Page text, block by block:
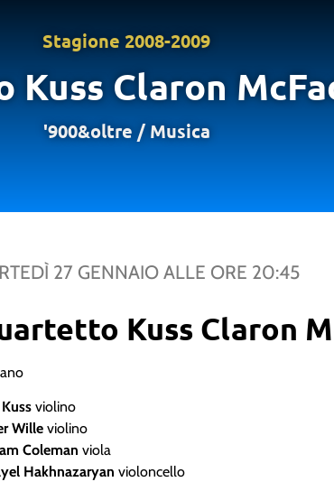
Stagione 2008-2009
Claron
'900&oltre / Musica
27 GENNAIO ALLE ORE 20:45
Kuss Claron
violino
Wille violino
Coleman viola
Hakhnazaryan violoncello